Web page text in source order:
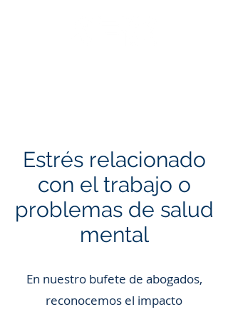
Estrés relacionado
con el trabajo o
problemas de salud
mental
En nuestro bufete de abogados,
reconocemos el impacto